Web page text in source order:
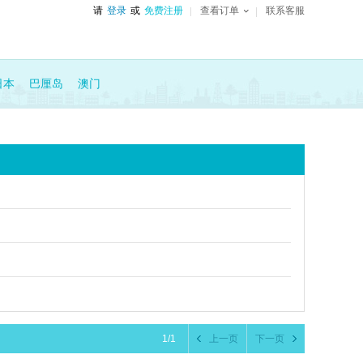
请 登录 或 免费注册 查看订单 联系客服
本 巴厘岛 澳门
下一页
上一页
1/1